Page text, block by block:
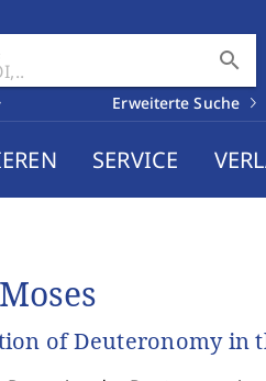
search
Erweiterte Suche
SERVICE
of Deuteronomy in